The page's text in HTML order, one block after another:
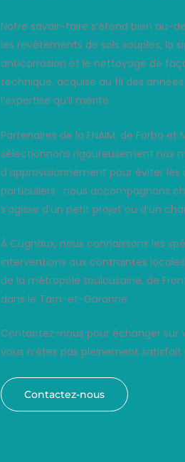
Notre savoir-faire s’étend bien au-
les revêtements de sols souples, la
anticorrosion et le nettoyage de
technique, acquise au fil des
l’expertise qu’il mérite.
Partenaires de la FNAIM, de Forbo
sélectionnons rigoureusement nos
d’approvisionnement pour éviter
particuliers : nous accompagnons
s’agisse d’un petit projet ou d’un
À Cugnaux, nous connaissons les
interventions aux contraintes
de la métropole toulousaine, de
dans le Tarn-et-Garonne.
Contactez-nous pour échanger sur
vous n’êtes pas pleinement
Contactez-nous